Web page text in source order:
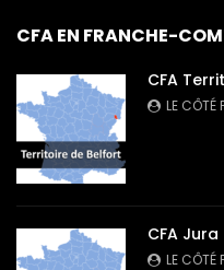
CFA EN FRANCHE-
CFA
LE CÔTÉ
CFA
LE CÔTÉ